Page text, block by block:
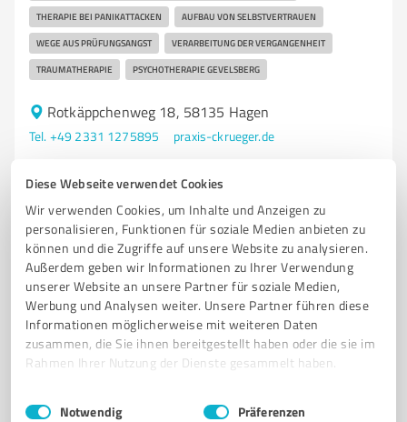
Diese Webseite verwendet Cookies
Wir verwenden Cookies, um Inhalte und Anzeigen zu
personalisieren, Funktionen für soziale Medien anbieten zu
können und die Zugriffe auf unsere Website zu analysieren.
Außerdem geben wir Informationen zu Ihrer Verwendung
unserer Website an unsere Partner für soziale Medien,
Werbung und Analysen weiter. Unsere Partner führen diese
Informationen möglicherweise mit weiteren Daten
zusammen, die Sie ihnen bereitgestellt haben oder die sie im
Rahmen Ihrer Nutzung der Dienste gesammelt haben.
Impressum Datenschutzbestimmungen
Einwilligungsauswahl
Notwendig Präferenzen
THERAPIE BEI PANIKATTACKEN AUFBAU VON SELBSTVERTRAUEN
WEGE AUS PRÜFUNGSANGST VERARBEITUNG DER VERGANGENHEIT
TRAUMATHERAPIE PSYCHOTHERAPIE GEVELSBERG
Rotkäppchenweg 18, 58135 Hagen
Tel. +49 2331 1275895 praxis-ckrueger.de
4Bewertungen
von 5 veröffentlicht